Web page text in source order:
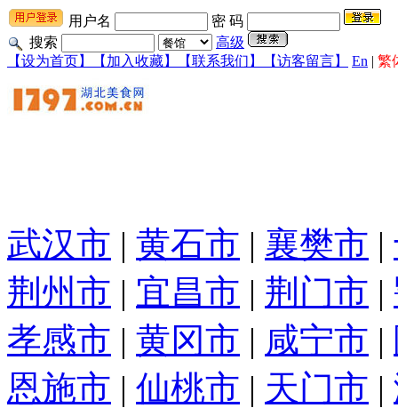
用户名
密 码
搜索
高级
【设为首页】
【加入收藏】 【联系我们】 【访客留言】 En | 繁
武汉市 | 黄石市 | 襄樊市 |
荆州市 | 宜昌市 | 荆门市 |
孝感市 | 黄冈市 | 咸宁市 |
恩施市 | 仙桃市 | 天门市 |